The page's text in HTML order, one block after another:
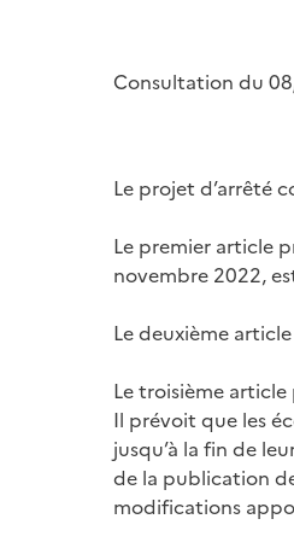
Consultation du
Le projet d’arrêté
Le premier article
novembre 2022,
Le deuxième
Le troisième article
Il prévoit que les
jusqu’à la fin de
de la publication
modifications